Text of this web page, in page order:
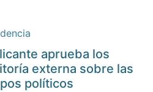
aprueba los
externa sobre las
políticos